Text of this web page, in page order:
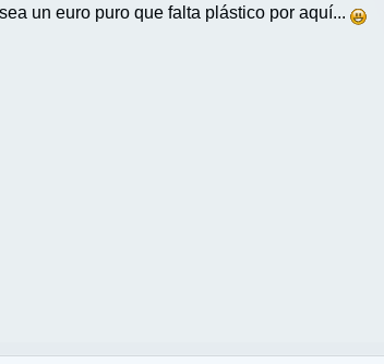
un euro puro que falta plástico por aquí...